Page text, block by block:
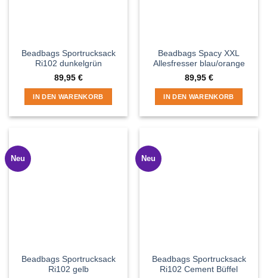
Beadbags Sportrucksack
Ri102 dunkelgrün
89,95 €
IN DEN WARENKORB
Beadbags Spacy XXL
Allesfresser blau/orange
89,95 €
IN DEN WARENKORB
Neu
Beadbags Sportrucksack
Ri102 gelb
Neu
Beadbags Sportrucksack
Ri102 Cement Büffel